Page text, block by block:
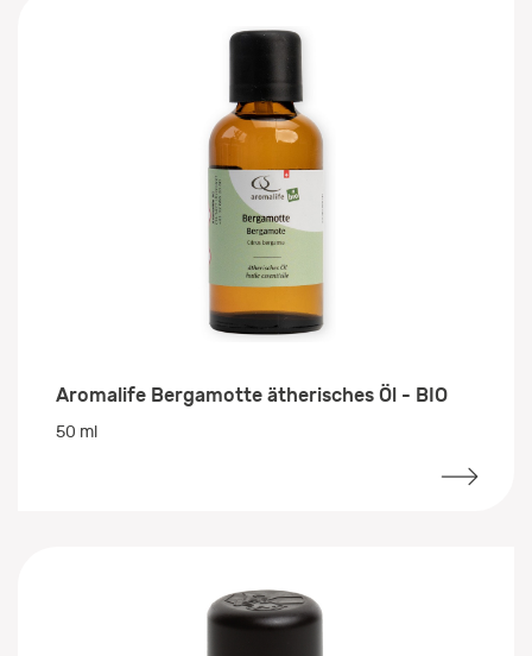
Aromalife Bergamotte ätherisches Öl - BIO
50 ml